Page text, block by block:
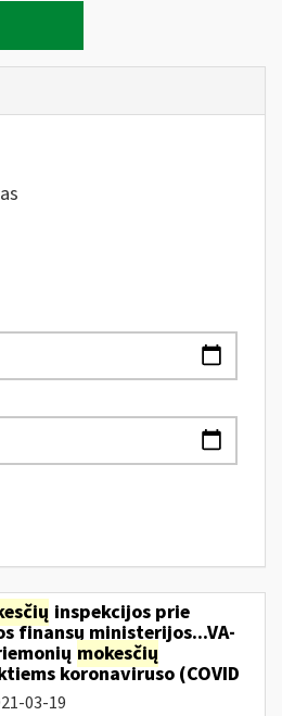
inspekcijos prie
finansų ministerijos...VA-
mokesčių
koronaviruso (COVID
03-19